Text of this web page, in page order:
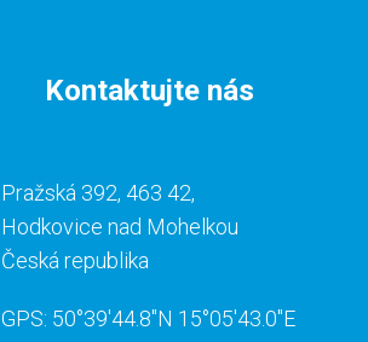
Kontaktujte nás
Pražská 392, 463 42,
Hodkovice nad Mohelkou
Česká republika
GPS: 50°39'44.8"N 15°05'43.0"E